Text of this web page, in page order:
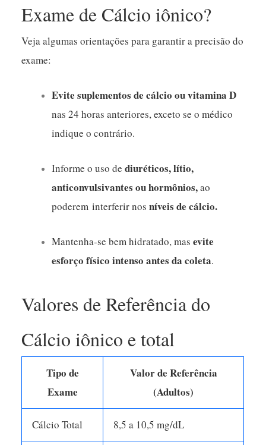
Exame de Cálcio iônico?
Veja algumas orientações para garantir a precisão do
exame:
Evite suplementos de cálcio ou vitamina D
nas 24 horas anteriores, exceto se o médico
indique o contrário.
Informe o uso dediuréticos, lítio,
anticonvulsivantes ou hormônios,ao
poderem interferir nosníveis de cálcio.
Mantenha-se bem hidratado, masevite
esforço físico intenso antes da coleta.
Valores de Referência do
Cálcio iônico e total
Tipo de
Exame
Valor de Referência
(Adultos)
Cálcio Total 8,5 a 10,5 mg/dL